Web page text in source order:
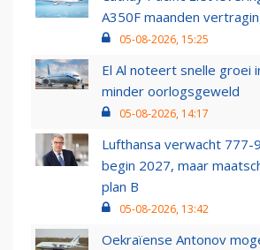
A350F maanden
05-08-2026, 15:25
El Al noteert snelle groei
minder oorlogsgeweld
05-08-2026, 14:17
Lufthansa verwacht 777-
begin 2027, maar
plan B
05-08-2026, 13:42
Oekraïense Antonov